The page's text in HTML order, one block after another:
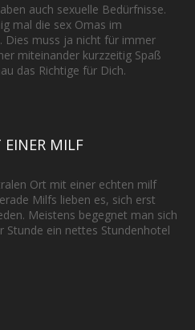
auch sexuelle Bedürfnisse.
mal die sex Omas im
Dies muss ja nicht für immer
miteinander kurzzeitig Spaß
das Richtige für Dich.
EINER MILF
Ort mit einer echten milf
Milfs lieben es, sich erst
Meistens begegnet man sich
Stunde ein nettes Stundenhotel